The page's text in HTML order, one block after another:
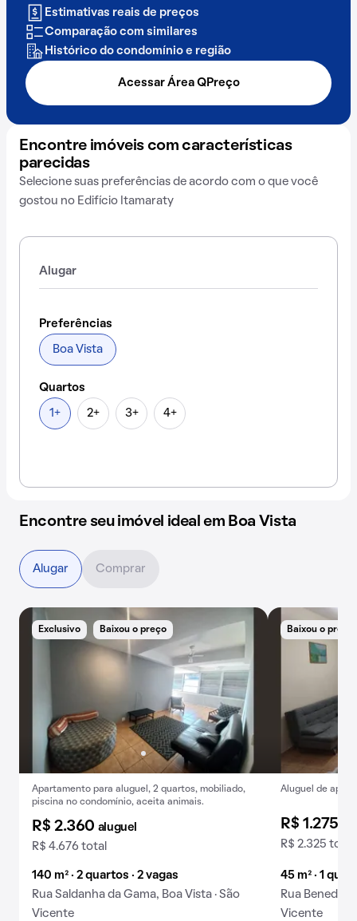
Estimativas reais de preços
Comparação com similares
Histórico do condomínio e região
Acessar Área QPreço
Encontre imóveis com características
parecidas
Selecione suas preferências de acordo com o que você
gostou no Edifício Itamaraty
Alugar
Preferências
Boa Vista
Quartos
1+ 2+ 3+ 4+
Encontre seu imóvel ideal em Boa Vista
Exclusivo Baixou o preço
Apartamento para aluguel, 2 quartos, mobiliado,
piscina no condomínio, aceita animais.
R$ 2.360 aluguel
R$ 4.676 total
140 m² · 2 quartos · 2 vagas
Rua Saldanha da Gama, Boa Vista · São
Vicente
Baixou o preço
Aluguel de
R$ 1.275
R$ 2.325 total
45 m² · 1
Rua Benedito
Vicente
Alugar Comprar